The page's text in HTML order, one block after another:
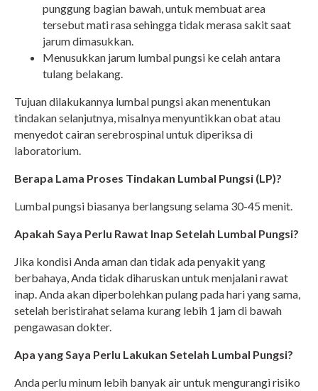
punggung bagian bawah, untuk membuat area
tersebut mati rasa sehingga tidak merasa sakit saat
jarum dimasukkan.
Menusukkan jarum lumbal pungsi ke celah antara
tulang belakang.
Tujuan dilakukannya lumbal pungsi akan menentukan
tindakan selanjutnya, misalnya menyuntikkan obat atau
menyedot cairan serebrospinal untuk diperiksa di
laboratorium.
Berapa Lama Proses Tindakan Lumbal Pungsi (LP)?
Lumbal pungsi biasanya berlangsung selama 30-45 menit.
Apakah Saya Perlu Rawat Inap Setelah Lumbal Pungsi?
Jika kondisi Anda aman dan tidak ada penyakit yang
berbahaya, Anda tidak diharuskan untuk menjalani rawat
inap. Anda akan diperbolehkan pulang pada hari yang sama,
setelah beristirahat selama kurang lebih 1 jam di bawah
pengawasan dokter.
Apa yang Saya Perlu Lakukan Setelah Lumbal Pungsi?
Anda perlu minum lebih banyak air untuk mengurangi risiko